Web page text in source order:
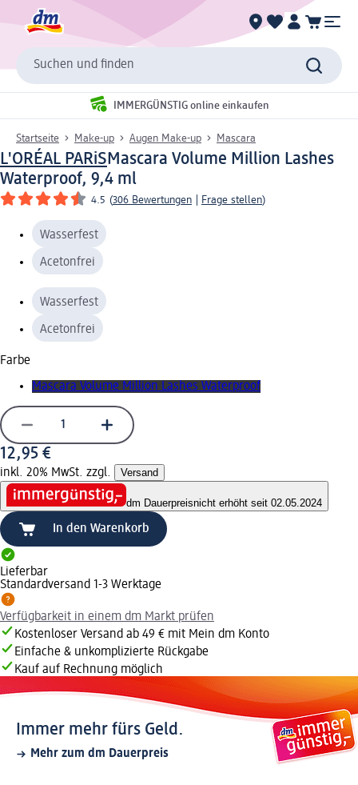
Suchen und finden
IMMERGÜNSTIG online einkaufen
Startseite Make-up Augen Make-up Mascara
L'ORÉAL PARiSMascara Volume Million Lashes
Waterproof, 9,4 ml
4.5 (306 Bewertungen Frage stellen)
Wasserfest
Acetonfrei
Wasserfest
Acetonfrei
Farbe
Mascara Volume Million Lashes Waterproof
12,95 €
inkl. 20% MwSt. zzgl. Versand
dm Dauerpreisnicht erhöht seit 02.05.2024
In den Warenkorb
Lieferbar
Standardversand 1-3 Werktage
Verfügbarkeit in einem dm Markt prüfen
Kostenloser Versand ab 49 € mit Mein dm Konto
Einfache & unkomplizierte Rückgabe
Kauf auf Rechnung möglich
Immer mehr fürs Geld.
Mehr zum dm Dauerpreis